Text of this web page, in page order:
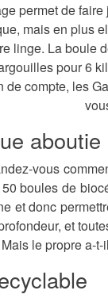
permet de
mais en plus
linge. La boule
pour 6
de compte, les
aboutie
vous
boules de
et donc
et
le propre a-